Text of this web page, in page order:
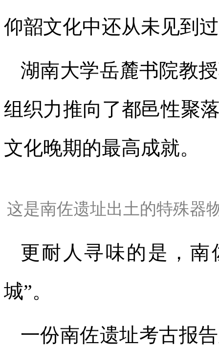
仰韶文化中还从未见到
湖南大学岳麓书院教
组织力推向了都邑性聚
文化晚期的最高成就。
这是南佐遗址出土的特殊器
更耐人寻味的是，
城”。
一份南佐遗址考古报